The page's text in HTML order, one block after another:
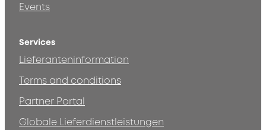
Events
Services
Lieferanteninformation
Terms and conditions
Partner Portal
Globale Lieferdienstleistungen